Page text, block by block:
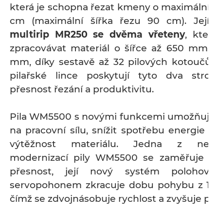
která je schopna řezat kmeny o
cm (maximální šířka řezu 90 cm). Její
multirip MR250 se dvěma vřeteny,
zpracovávat materiál o šířce až 650 mm
mm, díky sestavě až 32 pilových kotoučů.
pilařské lince poskytují tyto dva
přesnost řezání a produktivitu.
Pila WM5500 s novými funkcemi
na pracovní sílu, snížit spotřebu energie a
výtěžnost materiálu. Jedna z
modernizací pily WM5500 se zaměřuje
přesnost, její nový systém
servopohonem zkracuje dobu pohybu z
čímž se zdvojnásobuje rychlost a zvyšuje